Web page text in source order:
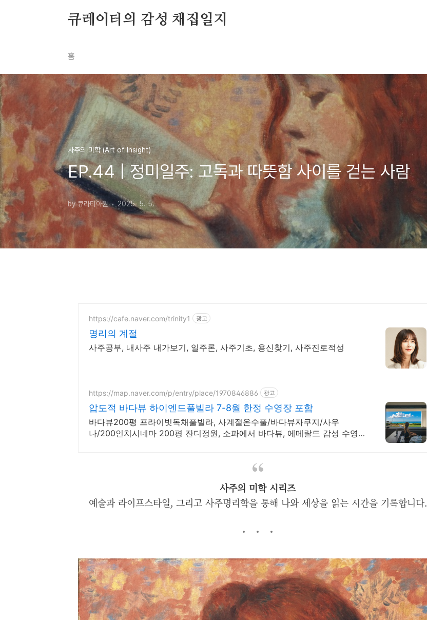
큐레이터의 감성 채집일지
홈
사주의 미학 (Art of Insight)
EP.44 | 정미일주: 고독과 따뜻함 사이를 걷는 사람
by 큐라티아원 2025. 5. 5.
https://cafe.naver.com/trinity1 광고
명리의 계절
사주공부, 내사주 내가보기, 일주론, 사주기초, 용신찾기, 사주진로적성
https://map.naver.com/p/entry/place/1970846886 광고
압도적 바다뷰 하이엔드풀빌라 7-8월 한정 수영장 포함
바다뷰200평 프라이빗독채풀빌라, 사계절온수풀/바다뷰자쿠지/사우
나/200인치시네마 200평 잔디정원, 소파에서 바다뷰, 에메랄드 감성 수영
사주의 미학 시리즈
예술과 라이프스타일, 그리고 사주명리학을 통해 나와 세상을 읽는 시간을 기록합니다.